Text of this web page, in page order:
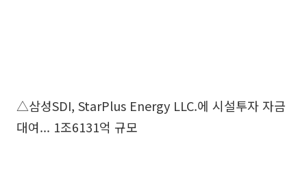
△삼성SDI, StarPlus Energy LLC.에 시설투자 자금
대여... 1조6131억 규모